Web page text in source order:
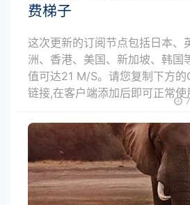
费梯子
这次更新的订阅节点包括日本、
洲、香港、美国、新加坡、韩国
值可达21 M/S。请您复制下方
链接,在客户端添加后即可正常使
7